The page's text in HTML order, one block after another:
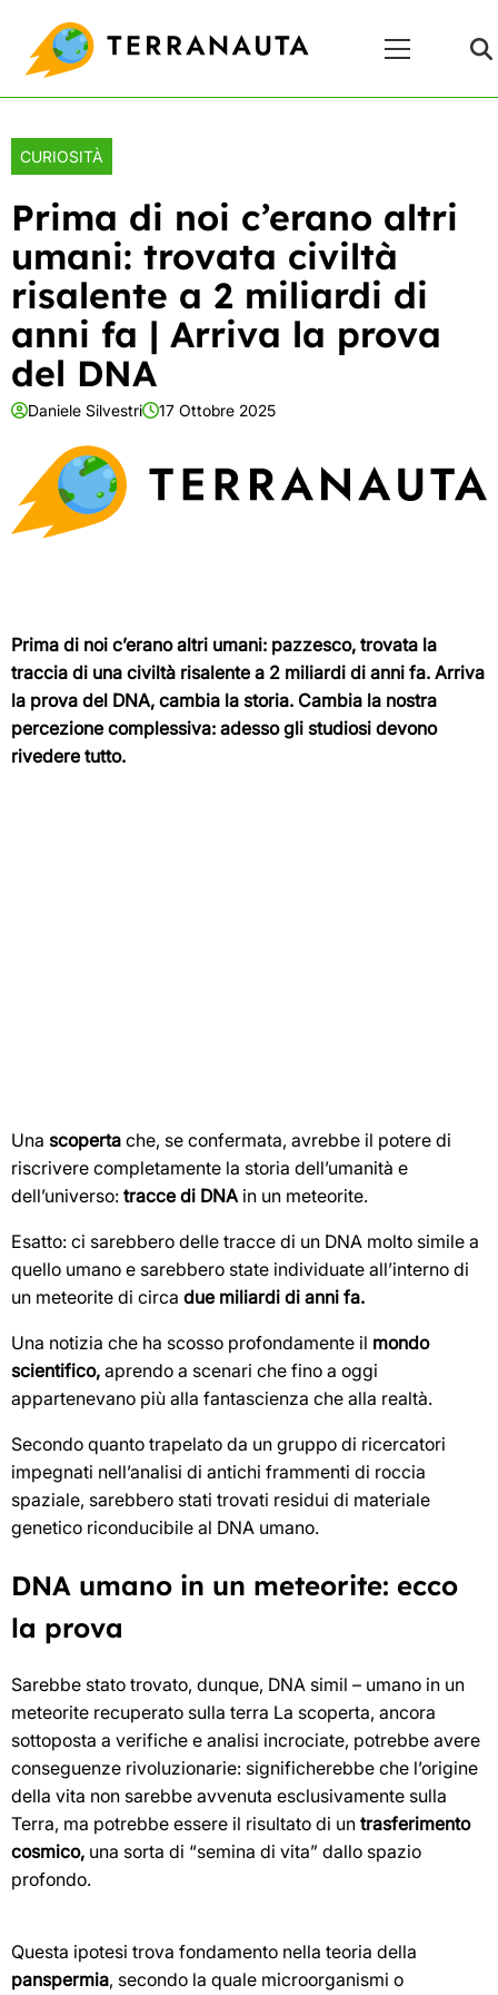
content
Principale
CURIOSITÀ
Prima di noi c’erano altri
umani: trovata civiltà
risalente a 2 miliardi di
anni fa | Arriva la prova
del DNA
Daniele Silvestri 17 Ottobre 2025
Prima di noi c’erano altri umani: pazzesco, trovata la
traccia di una civiltà risalente a 2 miliardi di anni fa. Arriva
la prova del DNA, cambia la storia. Cambia la nostra
percezione complessiva: adesso gli studiosi devono
rivedere tutto.
Una scoperta che, se confermata, avrebbe il potere di
riscrivere completamente la storia dell’umanità e
dell’universo: tracce di DNA in un meteorite.
Esatto: ci sarebbero delle tracce di un DNA molto simile a
quello umano e sarebbero state individuate all’interno di
un meteorite di circa due miliardi di anni fa.
Una notizia che ha scosso profondamente il mondo
scientifico, aprendo a scenari che fino a oggi
appartenevano più alla fantascienza che alla realtà.
Secondo quanto trapelato da un gruppo di ricercatori
impegnati nell’analisi di antichi frammenti di roccia
spaziale, sarebbero stati trovati residui di materiale
genetico riconducibile al DNA umano.
DNA umano in un meteorite: ecco
la prova
Sarebbe stato trovato, dunque, DNA simil – umano in un
meteorite recuperato sulla terra La scoperta, ancora
sottoposta a verifiche e analisi incrociate, potrebbe avere
conseguenze rivoluzionarie: significherebbe che l’origine
della vita non sarebbe avvenuta esclusivamente sulla
Terra, ma potrebbe essere il risultato di un trasferimento
cosmico, una sorta di “semina di vita” dallo spazio
profondo.
Questa ipotesi trova fondamento nella teoria della
panspermia, secondo la quale microorganismi o